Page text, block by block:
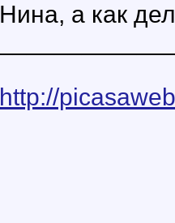
Нина, а как
http://